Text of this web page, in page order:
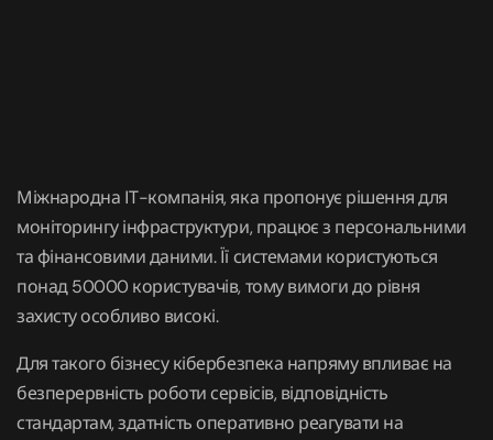
Міжнародна ІТ-компанія, яка пропонує рішення для
моніторингу інфраструктури, працює з персональними
та фінансовими даними. Її системами користуються
понад 50000 користувачів, тому вимоги до рівня
захисту особливо високі.
Для такого бізнесу кібербезпека напряму впливає на
безперервність роботи сервісів, відповідність
стандартам, здатність оперативно реагувати на